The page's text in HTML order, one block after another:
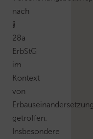
nach
§
28a
ErbStG
im
Kontext
von
getroffen.
Insbesondere